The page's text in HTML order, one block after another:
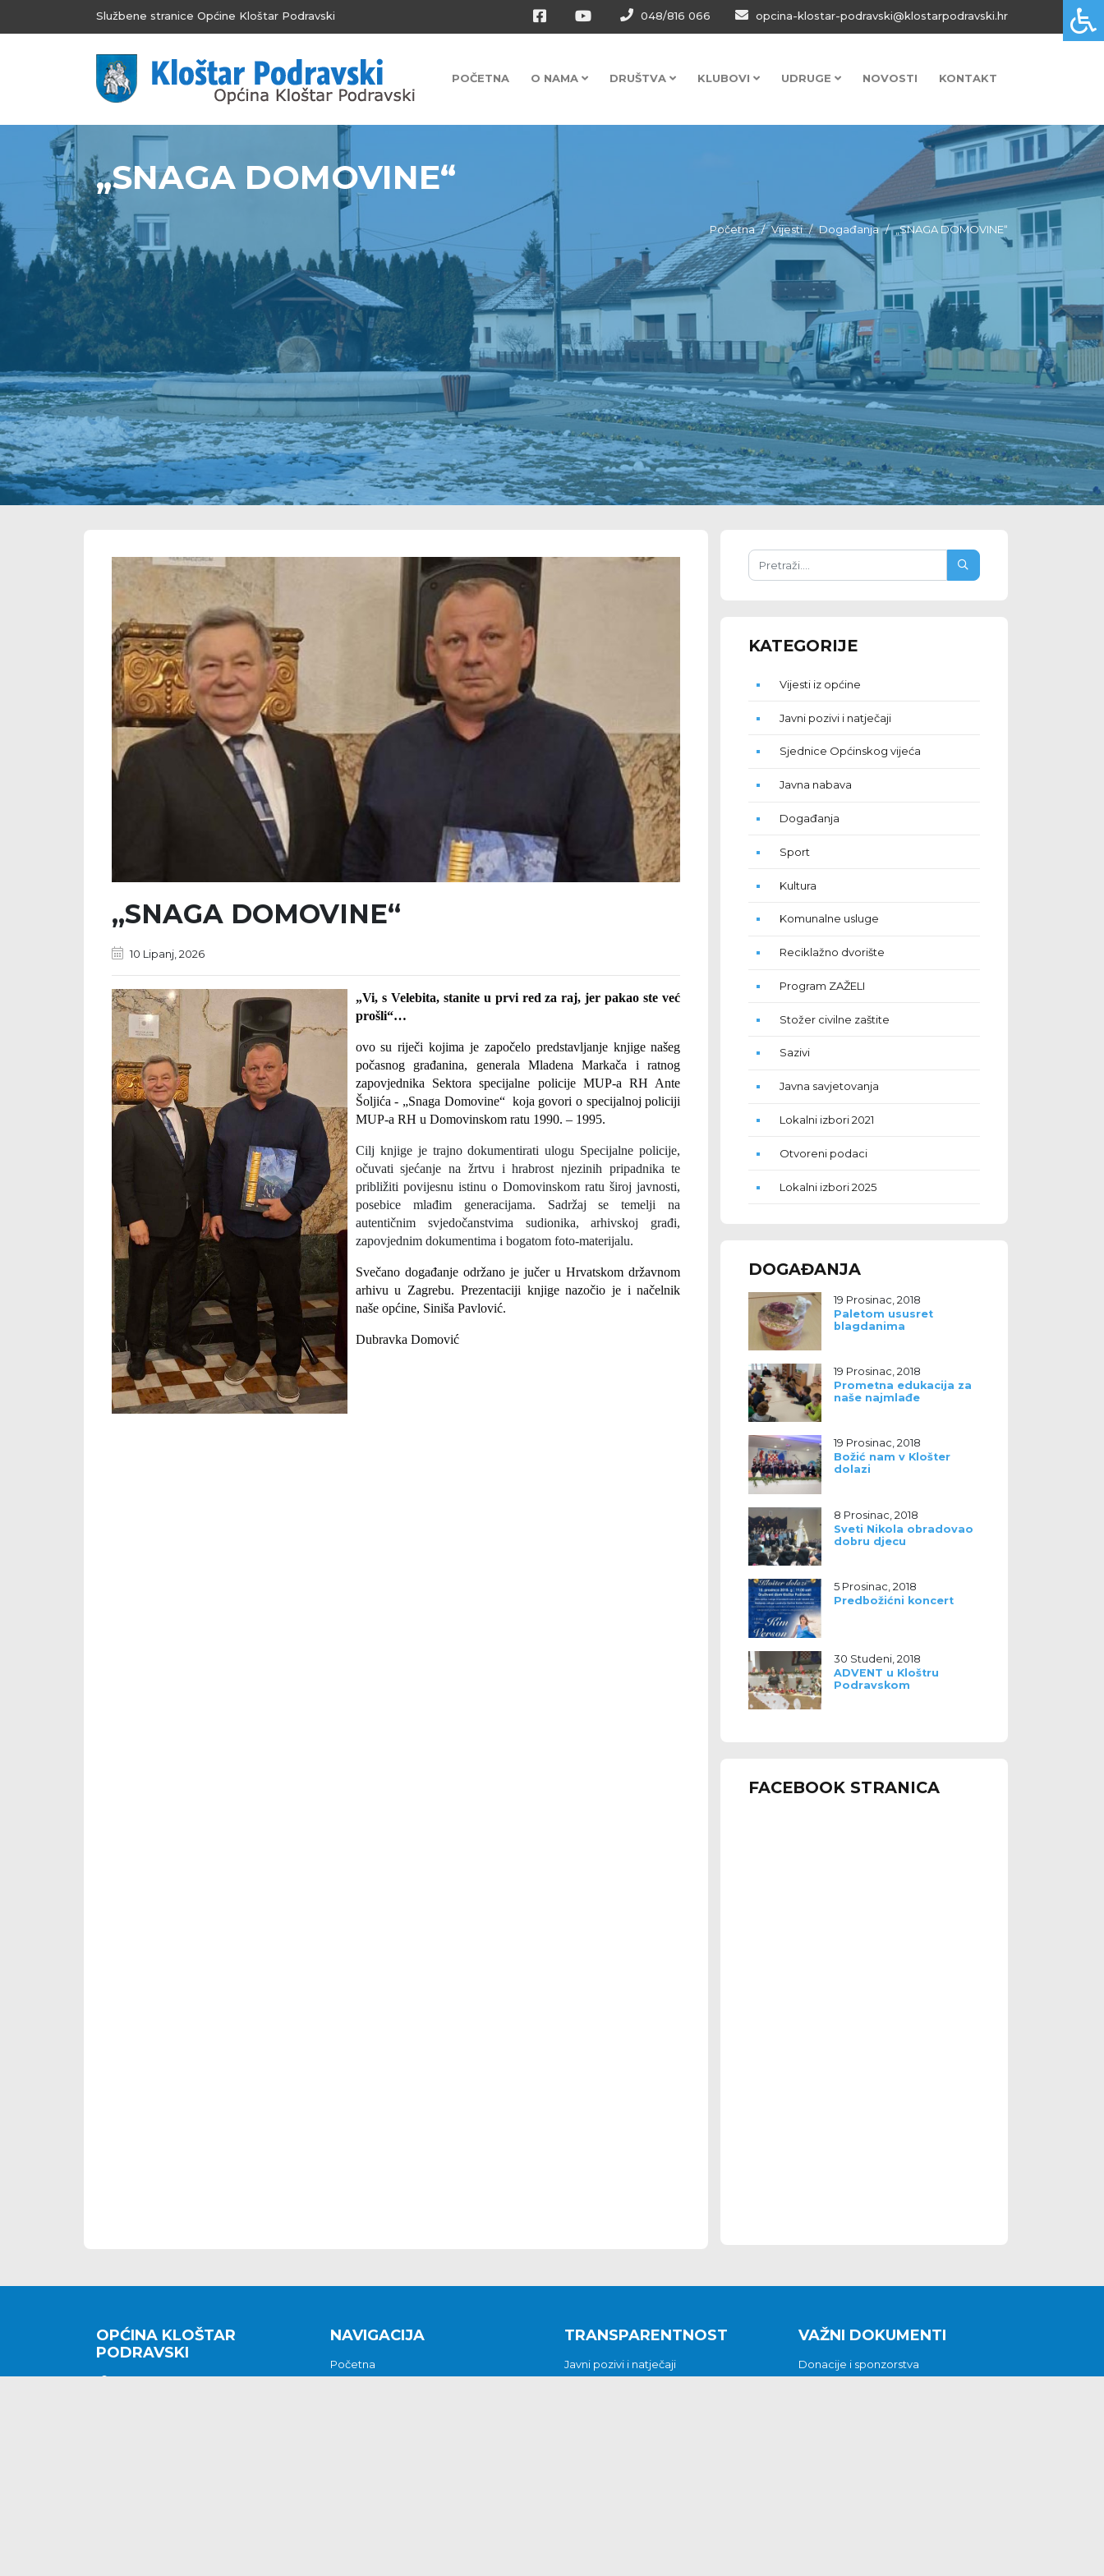
Službene stranice Općine Kloštar Podravski 048/816 066 opcina-klostar-podravski@klostarpodravski.hr
POČETNA O NAMA DRUŠTVA KLUBOVI UDRUGE NOVOSTI KONTAKT
„SNAGA DOMOVINE“
Početna Vijesti Događanja „SNAGA DOMOVINE“
„SNAGA DOMOVINE“
10 Lipanj, 2026
„Vi, s Velebita, stanite u prvi red za raj, jer pakao ste već
prošli“…
ovo su riječi kojima je započelo predstavljanje knjige našeg
počasnog građanina, generala Mladena Markača i ratnog
zapovjednika Sektora specijalne policije MUP-a RH Ante
Šoljića - „Snaga Domovine“ koja govori o specijalnoj policiji
MUP-a RH u Domovinskom ratu 1990. – 1995.
Cilj knjige je trajno dokumentirati ulogu Specijalne policije,
očuvati sjećanje na žrtvu i hrabrost njezinih pripadnika te
približiti povijesnu istinu o Domovinskom ratu široj javnosti,
posebice mlađim generacijama. Sadržaj se temelji na
autentičnim svjedočanstvima sudionika, arhivskoj građi,
zapovjednim dokumentima i bogatom foto-materijalu.
Svečano događanje održano je jučer u Hrvatskom državnom
arhivu u Zagrebu. Prezentaciji knjige nazočio je i načelnik
naše općine, Siniša Pavlović.
Dubravka Domović
KATEGORIJE
Vijesti iz općine
Javni pozivi i natječaji
Sjednice Općinskog vijeća
Javna nabava
Događanja
Sport
Kultura
Komunalne usluge
Reciklažno dvorište
Program ZAŽELI
Stožer civilne zaštite
Sazivi
Javna savjetovanja
Lokalni izbori 2021
Otvoreni podaci
Lokalni izbori 2025
DOGAĐANJA
19 Prosinac, 2018
Paletom ususret
blagdanima
19 Prosinac, 2018
Prometna edukacija za
naše najmlađe
19 Prosinac, 2018
Božić nam v Klošter
dolazi
8 Prosinac, 2018
Sveti Nikola obradovao
dobru djecu
5 Prosinac, 2018
Predbožićni koncert
30 Studeni, 2018
ADVENT u Kloštru
Podravskom
FACEBOOK STRANICA
OPĆINA KLOŠTAR
PODRAVSKI
NAVIGACIJA
Početna
TRANSPARENTNOST
Javni pozivi i natječaji
VAŽNI DOKUMENTI
Donacije i sponzorstva